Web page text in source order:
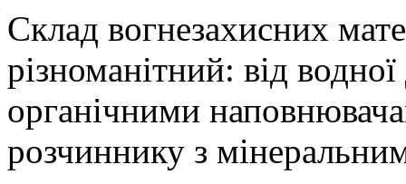
Склад вогнезахисних
різноманітний: від
органічними
розчиннику з